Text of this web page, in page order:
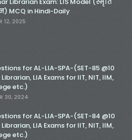
MCQ in Hindi-Daily
12, 2025
for AL-LIA-SPA-(SET-85 @10
LIA Exams for IIT, NIT, IIM,
etc.)
30, 2024
for AL-LIA-SPA-(SET-84 @10
LIA Exams for IIT, NIT, IIM,
etc.)